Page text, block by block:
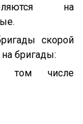
на
скорой
бригады:
в том числе